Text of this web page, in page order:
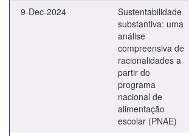
9-Dec-2024
Sustentabilidade
substantiva: uma
análise
compreensiva de
racionalidades a
partir do
programa
nacional de
alimentação
escolar (PNAE)